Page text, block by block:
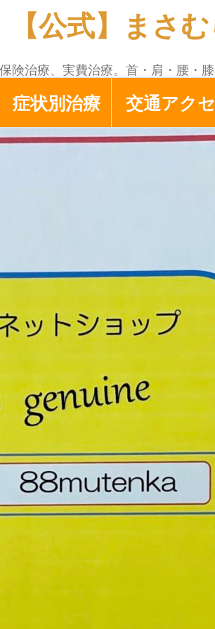
【公式】まさ
険治療、実費治療。首・肩・腰・
症状別治療 交通アク